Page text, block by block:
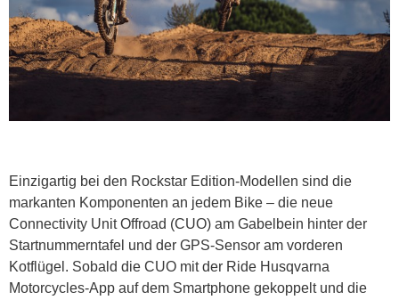
Einzigartig bei den Rockstar Edition-Modellen sind die
markanten Komponenten an jedem Bike – die neue
Connectivity Unit Offroad (CUO) am Gabelbein hinter der
Startnummerntafel und der GPS-Sensor am vorderen
Kotflügel. Sobald die CUO mit der Ride Husqvarna
Motorcycles-App auf dem Smartphone gekoppelt und die